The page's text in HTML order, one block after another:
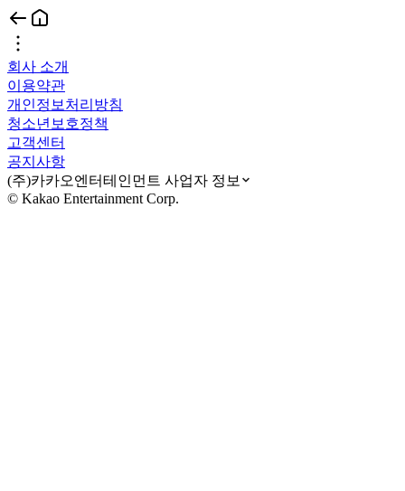
회사 소개
이용약관
개인정보처리방침
청소년보호정책
고객센터
공지사항
(주)카카오엔터테인먼트 사업자 정보
© Kakao Entertainment Corp.